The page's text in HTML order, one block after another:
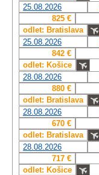
25.08.2026
825 €
odlet: Bratislava
25.08.2026
842 €
odlet: Košice
28.08.2026
880 €
odlet: Bratislava
28.08.2026
670 €
odlet: Bratislava
28.08.2026
717 €
odlet: Košice